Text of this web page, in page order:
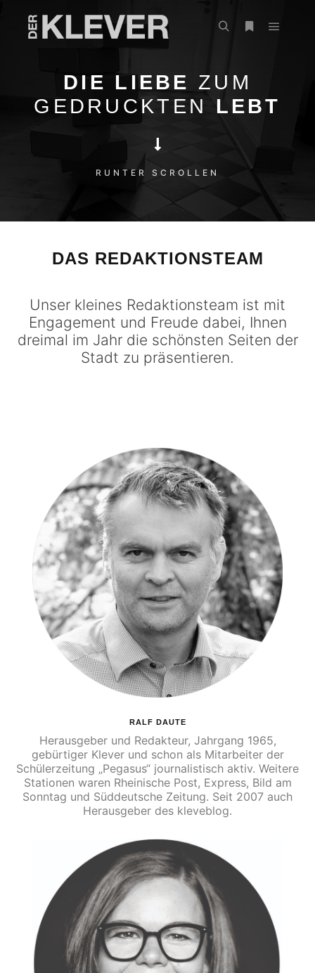
DIE LIEBE ZUM
GEDRUCKTEN
LEBT
RUNTER SCROLLEN
DAS REDAKTIONSTEAM
Unser kleines Redaktionsteam ist mit
Engagement und Freude dabei, Ihnen
dreimal im Jahr die schönsten Seiten der
Stadt zu präsentieren.
RALF DAUTE
Herausgeber und Redakteur, Jahrgang 1965,
gebürtiger Klever und schon als Mitarbeiter der
Schülerzeitung „Pegasus“ journalistisch aktiv. Weitere
Stationen waren Rheinische Post, Express, Bild am
Sonntag und Süddeutsche Zeitung. Seit 2007 auch
Herausgeber des kleveblog.